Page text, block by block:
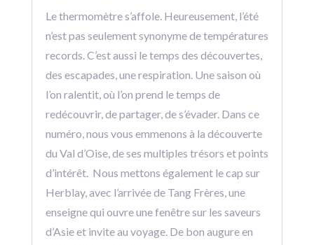
Le thermomètre s’affole. Heureusement, l’été
n’est pas seulement synonyme de températures
records. C’est aussi le temps des découvertes,
des escapades, une respiration. Une saison où
l’on ralentit, où l’on prend le temps de
redécouvrir, de partager, de s’évader. Dans ce
numéro, nous vous emmenons à la découverte
du Val d’Oise, de ses multiples trésors et points
d’intérêt. Nous mettons également le cap sur
Herblay, avec l’arrivée de Tang Frères, une
enseigne qui ouvre une fenêtre sur les saveurs
d’Asie et invite au voyage. De bon augure en